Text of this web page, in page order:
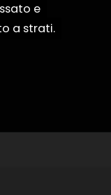
e
a strati.
e
a strati.